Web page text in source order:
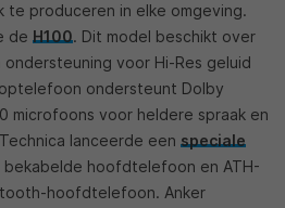
te produceren in elke omgeving.
de H100. Dit model beschikt over
ondersteuning voor Hi-Res geluid
ondersteunt Dolby
microfoons voor heldere spraak en
lanceerde een speciale
bekabelde hoofdtelefoon en ATH-
hoofdtelefoon. Anker